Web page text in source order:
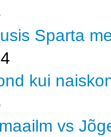
Sparta
kui
vs